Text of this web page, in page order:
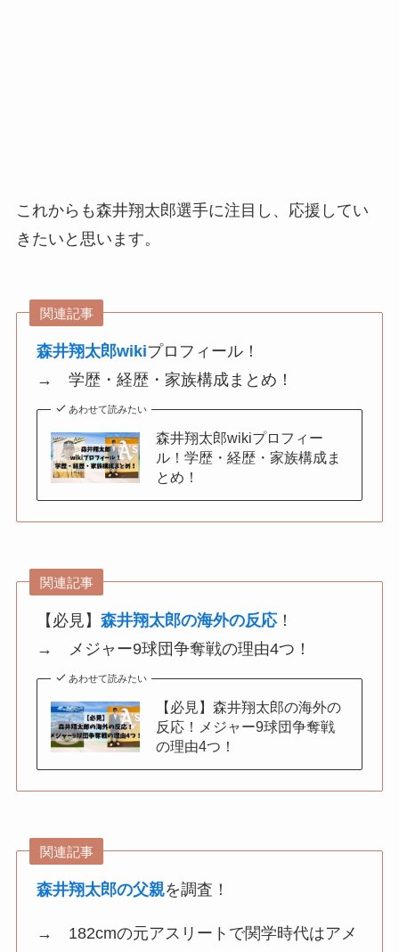
これからも森井翔太郎選手に注目し、応援してい
きたいと思います。
関連記事
森井翔太郎wikiプロフィール！
→ 学歴・経歴・家族構成まとめ！
あわせて読みたい
森井翔太郎wikiプロフィー
ル！学歴・経歴・家族構成ま
とめ！
関連記事
【必見】森井翔太郎の海外の反応！
→ メジャー9球団争奪戦の理由4つ！
あわせて読みたい
【必見】森井翔太郎の海外の
反応！メジャー9球団争奪戦
の理由4つ！
関連記事
森井翔太郎の父親を調査！
→ 182cmの元アスリートで関学時代はアメ